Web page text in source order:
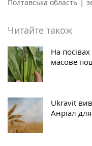
Полтавська область |
Читайте також
На
масове
Ukravit
Анріал